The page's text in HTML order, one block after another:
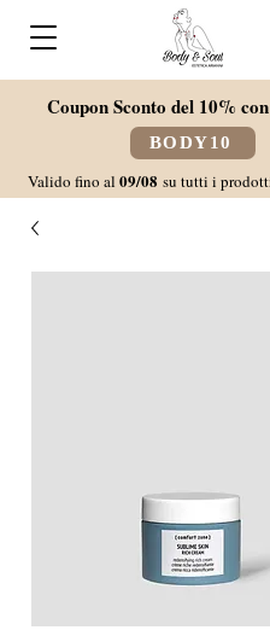
Coupon Sconto del 10%
BODY10
Valido fino al 09/08 su tutti i